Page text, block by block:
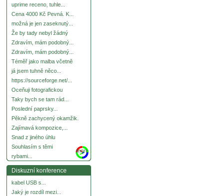
uprime receno, tuhle...
Cena 4000 Kč Pevná. K...
možná je jen zaseknutý...
Že by tady nebyl žádný
Zdravím, mám podobný...
Zdravím, mám podobný...
Téměř jako malba včetně
já jsem tuhně něco...
https://sourceforge.net/...
Oceňuji fotografickou
Taky bych se tam rád...
Poslední paprsky...
Pěkně zachycený okamžik.
Zajímavá kompozice,...
Snad z jiného úhlu
Souhlasím s těmi
rybami...
more
Diskuzní konference
kabel USB s...
Jaký je rozdíl mezi...